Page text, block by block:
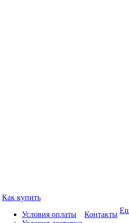
Как купить
Условия оплаты
Контакты